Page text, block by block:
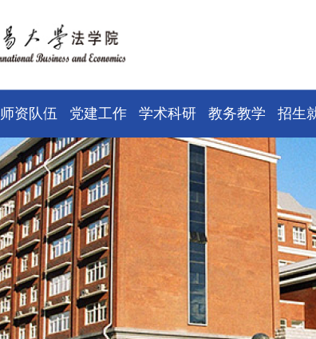
师资队伍 党建工作 学术科研 教务教学 招生